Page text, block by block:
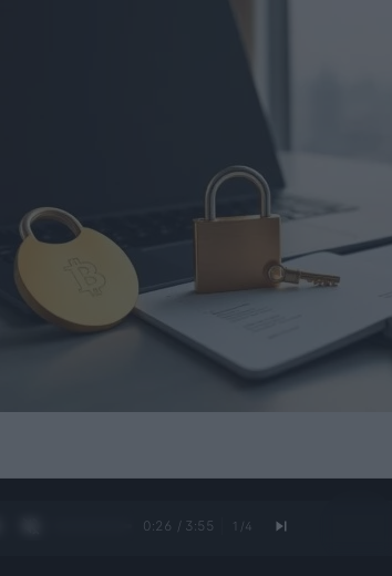
0:27 / 3:55 1 /4